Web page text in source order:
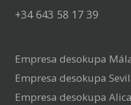
+34 643 58 17 39
Empresa desokupa
Empresa desokupa
Empresa desokupa